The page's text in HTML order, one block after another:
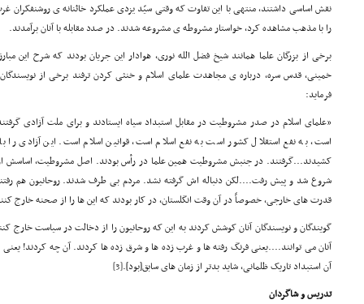
نقش اساسی داشتند، منتهی با این تفاوت که وقتی سیّد یزدی عملکرد خائنانه ی روشنفکران
را با مذهب مشاهده کرد، خواستار مشروطه ی مشروعه شدند. در صدد مقابله با آنان برآمدند.
برخی از بزرگان علما همانند شیخ فضل الله نوری، هوادار این جریان بودند که شرح
خمینی، قدس سره، درباره ی مجاهدت علمای اسلام و خنثی کردن ترفند برخی از نویسندگان
فرماید:
«علمای اسلام در صدر مشروطیت در مقابل استبداد سیاه ایستادند و برای ملت آزادی
است، به نفع استقلال کشور است به نفع اسلام است، قوانین اسلام است. این آزادی را
کشیدند...گرفتند. در جنبش مشروطیت همین علما در رأس بودند. اصل مشروطیت، اساسش
شروع شد و پیش رفت....لکن دنباله اش گرفته نشد. مردم بی طرف شدند. روحانیون هم
قدرت های خارجی، خصوصاً در آن وقت انگلستان، در کار بودند که این ها را از صحنه خارج کنند
گویندگان و نویسندگان آنان کوشش کردند به این که روحانیون را از دخالت در سیاست خارج
آنان می توانند....یعنی فرنگ رفته ها و غرب زده ها و شرق زده ها کردند. آن چه کردند!
آن استبداد تاریک ظلمانی، شاید بدتر از زمان های سابق[بود].[3]
تدریس و شاگردان